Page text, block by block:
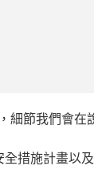
細節我們會在
措施計畫以